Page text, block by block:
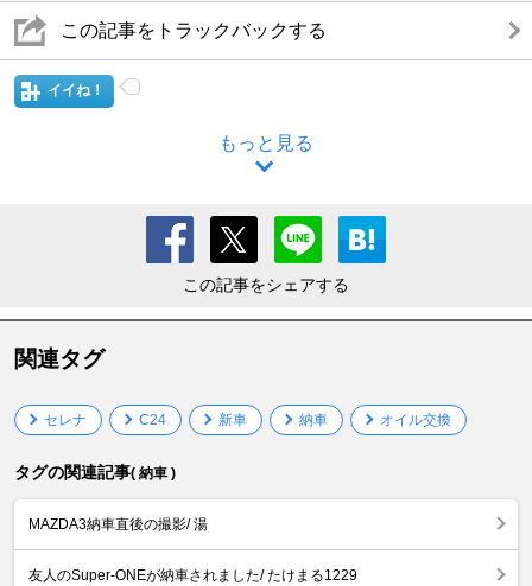
この記事をトラックバックする
イイね！
もっと見る
この記事をシェアする
関連タグ
セレナ C24 新車 納車 オイル交換
タグの関連記事( 納車 )
MAZDA3納車直後の撮影/ 湯
友人のSuper-ONEが納車されました/ たけまる1229